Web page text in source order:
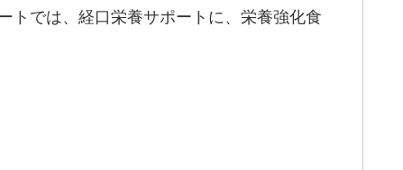
トでは、経口栄養サポートに、栄養強化食